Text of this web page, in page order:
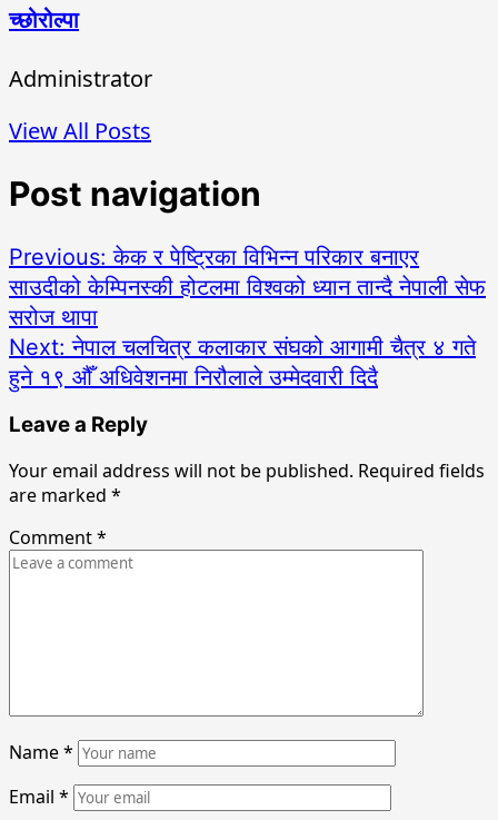
च्छोरोल्पा
Administrator
View All Posts
Post navigation
Previous:केक र पेष्ट्रिका विभिन्न परिकार बनाएर
साउदीको केम्पिनस्की होटलमा विश्वको ध्यान तान्दै नेपाली सेफ
सरोज थापा
Next:नेपाल चलचित्र कलाकार संघको आगामी चैत्र ४ गते
हुने १९ औँ अधिवेशनमा निरौलाले उम्मेदवारी दिदै
Leave a Reply
Your email address will not be published. Required fields
are marked *
Comment*
Name*
Email *